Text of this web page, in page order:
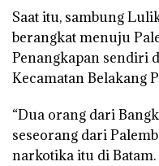
Saat itu, sambung
berangkat menuju
Penangkapan sendiri
Kecamatan Belakang
“Dua orang dari
seseorang dari
narkotika itu di